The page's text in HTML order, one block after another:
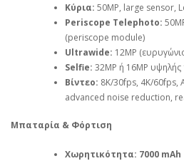
Κύρια: 50MP, large sensor,
Periscope Telephoto:
(periscope module)
Ultrawide: 12MP
Selfie: 32MP ή 16MP
Βίντεο: 8K/30fps, 4K/60fps,
advanced noise reduction,
Μπαταρία & Φόρτιση
Χωρητικότητα: 7000 mAh